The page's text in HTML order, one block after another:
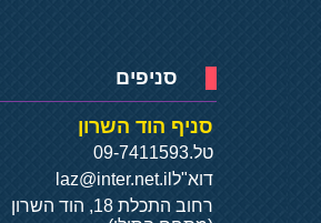
סניפים
סניף הוד השרון
טל.09-7411593
דוא"ל laz@inter.net.il
רחוב התכלת 18, הוד השרון